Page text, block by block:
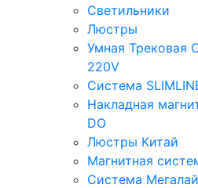
Светильники
Люстры
Умная Трековая
220V
Система
Накладная
DO
Люстры Китай
Магнитная
Система